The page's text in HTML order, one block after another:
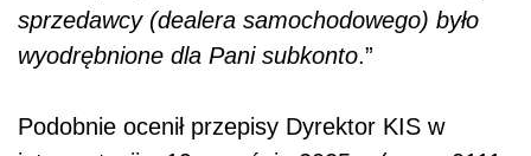
sprzedawcy (dealera samochodowego) było
wyodrębnione dla Pani subkonto.”
Podobnie ocenił przepisy Dyrektor KIS w